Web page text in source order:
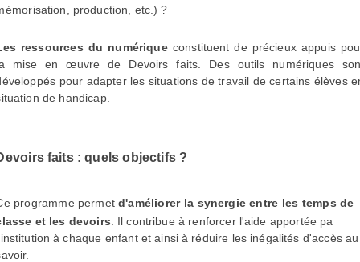
production, etc.) ?
ressources du numériqueconstituent de précieux appuis
mise en œuvre de
Devoirs faits . Des outils numériques
pour adapter les situations de travail de certains élèves
de handicap.
faits : quels objectifs?
programme permetd'améliorer la synergie entre les temps de
et les devoirs . Il contribue à renforcer l'aide apportée pa
à chaque enfant et ainsi à réduire les inégalités d'accès au